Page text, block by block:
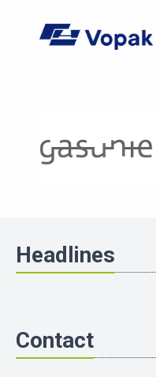
Headlines
Contact